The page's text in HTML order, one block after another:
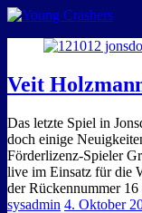
Veit
Das letzte Spiel in
doch einige
Förderlizenz-Spieler
live im Einsatz für die
der Rückennummer
sysadmin 4. Oktober